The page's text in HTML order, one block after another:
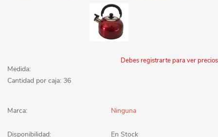
Debes registrarte para ver precios
Medida:
Cantidad por caja: 36
Marca: Ninguna
Disponibilidad: En Stock